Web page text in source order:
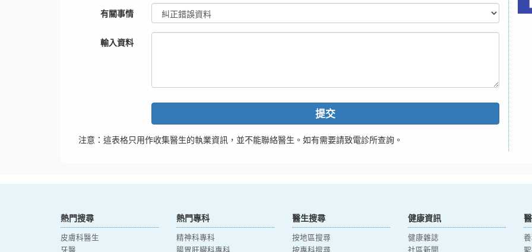
有關事情
輸入資料
提交
注意：這表格只用作收集醫生的執業資訊，並不能聯絡醫生。如有需要請致電診所查詢。
熱門搜尋
皮膚科醫生
牙醫
熱門專科
精神科專科
腸胃肝臟科專科
醫生搜尋
按地區搜尋
按專科搜尋
健康資訊
健康雜誌
社區新聞